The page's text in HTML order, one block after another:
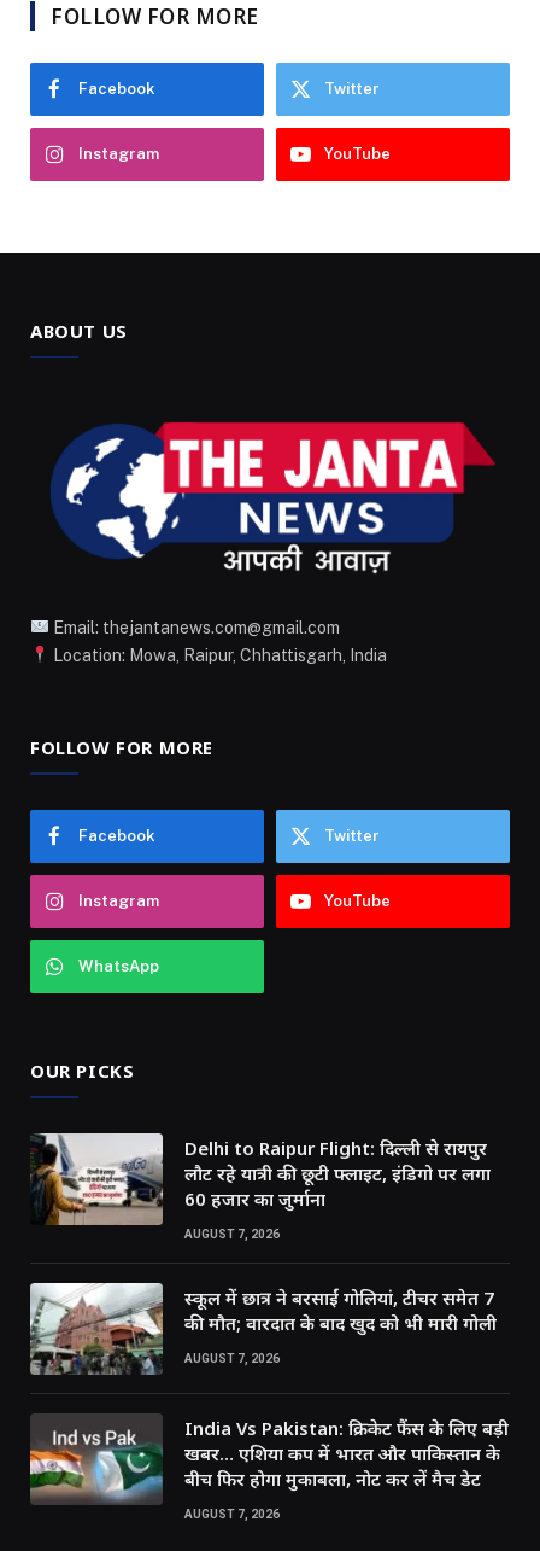
FOLLOW FOR MORE
Facebook Twitter
Instagram YouTube
ABOUT US
Email: thejantanews.com@gmail.com
Location: Mowa, Raipur, Chhattisgarh, India
FOLLOW FOR MORE
Facebook Twitter
Instagram YouTube
WhatsApp
OUR PICKS
Delhi to Raipur Flight: दिल्ली से रायपुर
लौट रहे यात्री की छूटी फ्लाइट, इंडिगो पर लगा
60 हजार का जुर्माना
AUGUST 7, 2026
स्कूल में छात्र ने बरसाईं गोलियां, टीचर समेत 7
की मौत; वारदात के बाद खुद को भी मारी गोली
AUGUST 7, 2026
India Vs Pakistan: क्रिकेट फैंस के लिए बड़ी
खबर… एशिया कप में भारत और पाकिस्तान के
बीच फिर होगा मुकाबला, नोट कर लें मैच डेट
AUGUST 7, 2026